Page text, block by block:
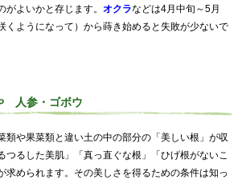
よいかと存じます。 オクラなどは4月中旬～5月
くようになって）から蒔き始めると失敗が少ないで
人参・ゴボウ
類や果菜類と違い土の中の部分の「美しい根」が収
つるした美肌」「真っ直ぐな根」「ひげ根がないこ
求められます。その美しさを得るための条件は知っ